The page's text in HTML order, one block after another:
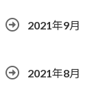
2021年9月
2021年8月